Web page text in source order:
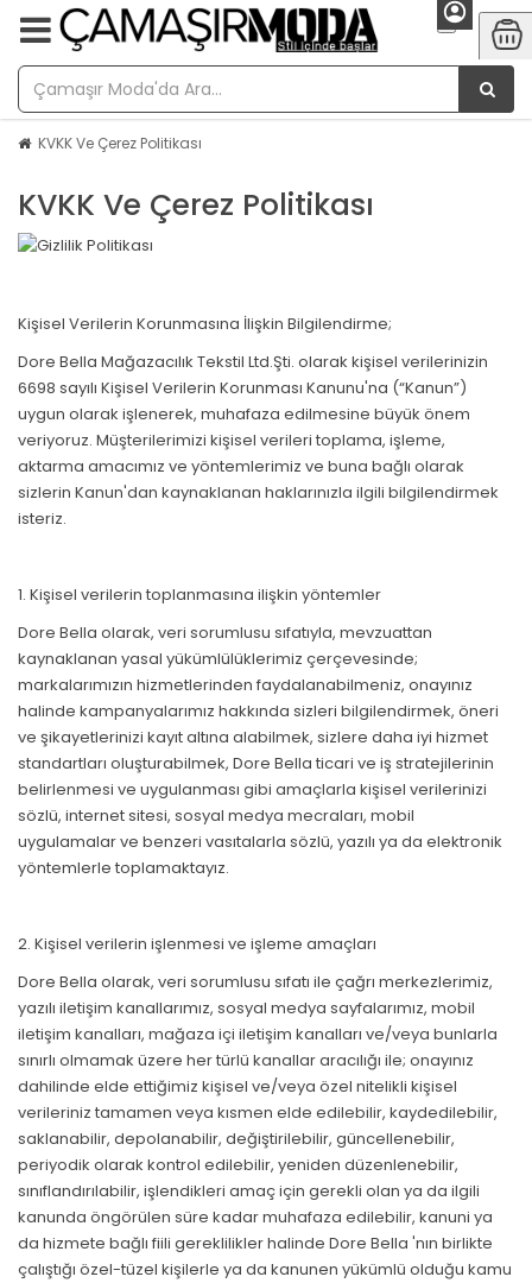
KVKK Ve Çerez Politikası
KVKK Ve Çerez Politikası
Kişisel Verilerin Korunmasına İlişkin Bilgilendirme;
Dore Bella Mağazacılık Tekstil Ltd.Şti. olarak kişisel verilerinizin
6698 sayılı Kişisel Verilerin Korunması Kanunu'na (“Kanun”)
uygun olarak işlenerek, muhafaza edilmesine büyük önem
veriyoruz. Müşterilerimizi kişisel verileri toplama, işleme,
aktarma amacımız ve yöntemlerimiz ve buna bağlı olarak
sizlerin Kanun'dan kaynaklanan haklarınızla ilgili bilgilendirmek
isteriz.
1. Kişisel verilerin toplanmasına ilişkin yöntemler
Dore Bella olarak, veri sorumlusu sıfatıyla, mevzuattan
kaynaklanan yasal yükümlülüklerimiz çerçevesinde;
markalarımızın hizmetlerinden faydalanabilmeniz, onayınız
halinde kampanyalarımız hakkında sizleri bilgilendirmek, öneri
ve şikayetlerinizi kayıt altına alabilmek, sizlere daha iyi hizmet
standartları oluşturabilmek, Dore Bella ticari ve iş stratejilerinin
belirlenmesi ve uygulanması gibi amaçlarla kişisel verilerinizi
sözlü, internet sitesi, sosyal medya mecraları, mobil
uygulamalar ve benzeri vasıtalarla sözlü, yazılı ya da elektronik
yöntemlerle toplamaktayız.
2. Kişisel verilerin işlenmesi ve işleme amaçları
Dore Bella olarak, veri sorumlusu sıfatı ile çağrı merkezlerimiz,
yazılı iletişim kanallarımız, sosyal medya sayfalarımız, mobil
iletişim kanalları, mağaza içi iletişim kanalları ve/veya bunlarla
sınırlı olmamak üzere her türlü kanallar aracılığı ile; onayınız
dahilinde elde ettiğimiz kişisel ve/veya özel nitelikli kişisel
verileriniz tamamen veya kısmen elde edilebilir, kaydedilebilir,
saklanabilir, depolanabilir, değiştirilebilir, güncellenebilir,
periyodik olarak kontrol edilebilir, yeniden düzenlenebilir,
sınıflandırılabilir, işlendikleri amaç için gerekli olan ya da ilgili
kanunda öngörülen süre kadar muhafaza edilebilir, kanuni ya
da hizmete bağlı fiili gereklilikler halinde Dore Bella 'nın birlikte
çalıştığı özel-tüzel kişilerle ya da kanunen yükümlü olduğu kamu